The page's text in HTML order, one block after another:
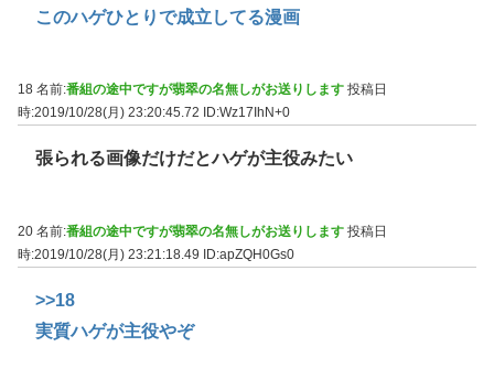
このハゲひとりで成立してる漫画
18 名前:番組の途中ですが翡翠の名無しがお送りします 投稿日
時:2019/10/28(月) 23:20:45.72
ID:Wz17IhN+0
張られる画像だけだとハゲが主役みたい
20 名前:番組の途中ですが翡翠の名無しがお送りします 投稿日
時:2019/10/28(月) 23:21:18.49
ID:apZQH0Gs0
>>18
実質ハゲが主役やぞ